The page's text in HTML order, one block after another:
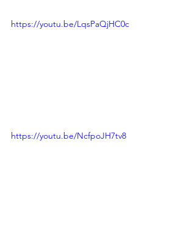
https://youtu.be/LqsPaQjHC0c
https://youtu.be/NcfpoJH7tv8